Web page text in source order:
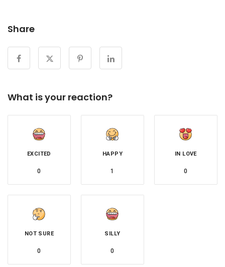
Share
What is your reaction?
EXCITED
0
HAPPY
1
IN LOVE
0
NOT SURE
0
SILLY
0